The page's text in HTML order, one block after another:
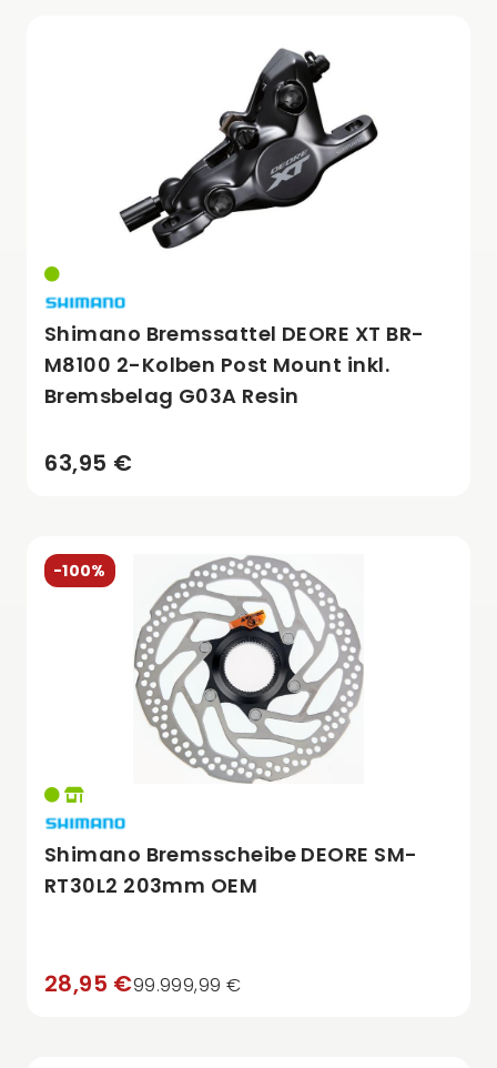
Shimano Bremssattel DEORE XT BR-
M8100 2-Kolben Post Mount inkl.
Bremsbelag G03A Resin
63,95 €
-100%
Shimano Bremsscheibe DEORE SM-
RT30L2 203mm OEM
28,95 €99.999,99 €